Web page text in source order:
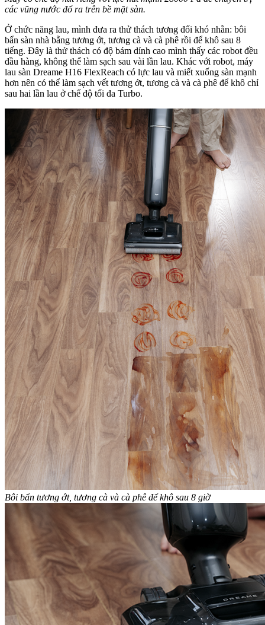
các vũng nước đổ ra trên bề mặt sàn.
Ở chức năng lau, mình đưa ra thử thách tương đối khó nhằn: bôi
bẩn sàn nhà bằng tương ớt, tương cà và cà phê rồi để khô sau 8
tiếng. Đây là thử thách có độ bám dính cao mình thấy các robot đều
đầu hàng, không thể làm sạch sau vài lần lau. Khác với robot, máy
lau sàn Dreame H16 FlexReach có lực lau và miết xuống sàn mạnh
hơn nên có thể làm sạch vết tương ớt, tương cà và cà phê để khô chỉ
sau hai lần lau ở chế độ tối đa Turbo.
Bôi bẩn tương ớt, tương cà và cà phê để khô sau 8 giờ